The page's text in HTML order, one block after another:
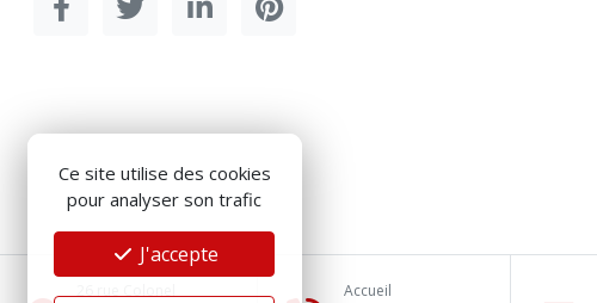
Accueil
Ce site utilise des cookies
pour analyser son trafic
J'accepte